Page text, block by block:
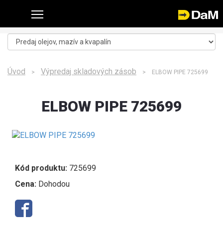
Úvod > Výpredaj skladových zásob > ELBOW PIPE 725699
ELBOW PIPE 725699
Kód produktu: 725699
Cena: Dohodou